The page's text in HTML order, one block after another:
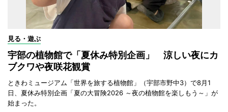
見る・遊ぶ
宇部の植物館で「夏休み特別企画」 涼しい夜にカ
ブクワや夜咲花観賞
ときわミュージアム「世界を旅する植物館」（宇部市野中3）で8月1
日、夏休み特別企画「夏の大冒険2026 ～夜の植物館を楽しもう～」が
始まった。